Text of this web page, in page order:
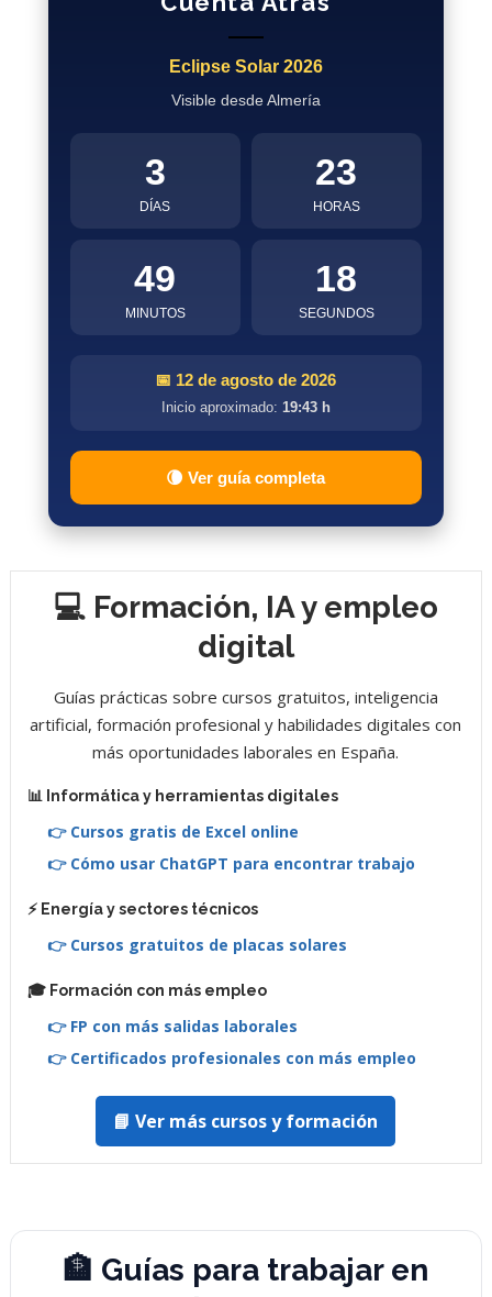
Eclipse Solar 2026
Visible desde Almería
3
DÍAS
23
HORAS
49
MINUTOS
17
SEGUNDOS
📅 12 de agosto de 2026
Inicio aproximado: 19:43 h
🌘 Ver guía completa
💻 Formación, IA y empleo
digital
Guías prácticas sobre cursos gratuitos, inteligencia
artificial, formación profesional y habilidades digitales con
más oportunidades laborales en España.
📊 Informática y herramientas digitales
👉 Cursos gratis de Excel online
👉 Cómo usar ChatGPT para encontrar trabajo
⚡ Energía y sectores técnicos
👉 Cursos gratuitos de placas solares
🎓 Formación con más empleo
👉 FP con más salidas laborales
👉 Certificados profesionales con más empleo
📘 Ver más cursos y formación
🏦 Guías para trabajar en